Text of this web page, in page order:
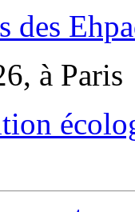
des
à Paris